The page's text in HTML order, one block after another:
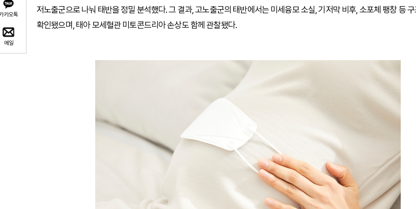
카오톡
메일
저노출군으로 나눠 태반을 정밀 분석했다. 그 결과, 고노출군의 태반에서는 미세융모 소실, 기저막 비후, 소포체 팽창 등
확인됐으며, 태아 모세혈관 미토콘드리아 손상도 함께 관찰됐다.